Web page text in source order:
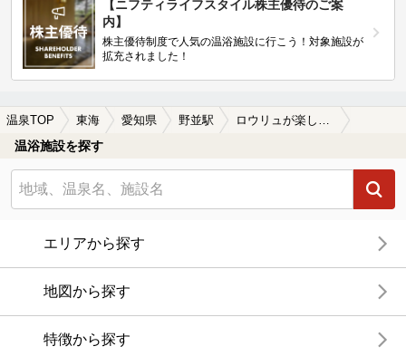
【ニフティライフスタイル株主優待のご案
内】
株主優待制度で人気の温浴施設に行こう！対象施設が
拡充されました！
温泉TOP 東海 愛知県 野並駅
温浴施設を探す
エリアから探す
地図から探す
特徴から探す